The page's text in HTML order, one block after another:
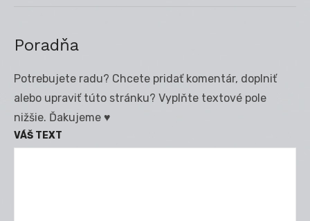
Poradňa
Potrebujete radu? Chcete pridať komentár, doplniť
alebo upraviť túto stránku? Vyplňte textové pole
nižšie. Ďakujeme ♥
VÁŠ TEXT